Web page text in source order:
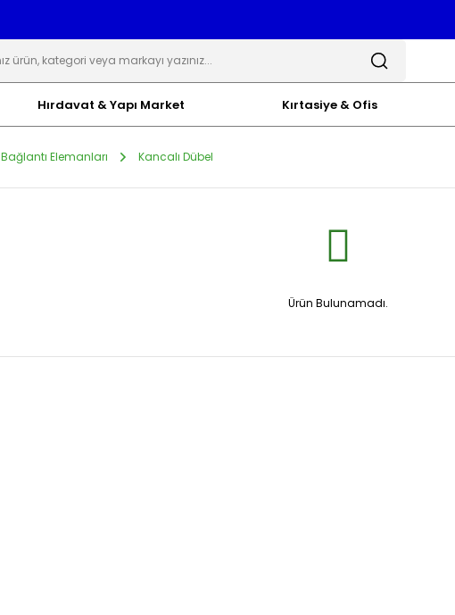
Hırdavat & Yapı Market Kırtasiye & Ofis
Bağlantı Elemanları Kancalı Dübel
Ürün Bulunamadı.